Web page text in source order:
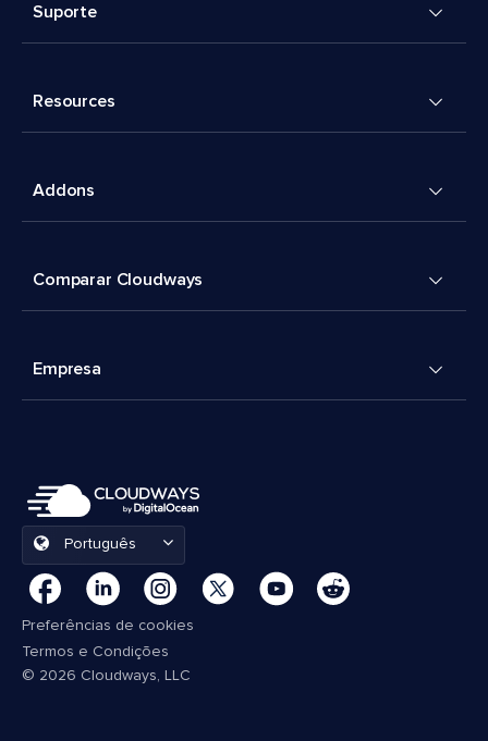
Suporte
Resources
Addons
Comparar Cloudways
Empresa
Português
Preferências de cookies
Termos e Condições
© 2026 Cloudways, LLC